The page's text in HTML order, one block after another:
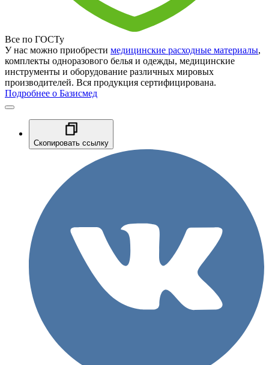
Все по ГОСТу
У нас можно приобрести медицинские расходные материалы,
комплекты одноразового белья и одежды, медицинские
инструменты и оборудование различных мировых
производителей. Вся продукция сертифицирована.
Подробнее о Базисмед
Скопировать ссылку